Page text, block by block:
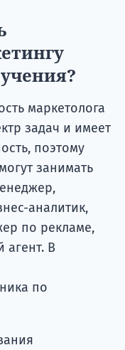
маркетолога
задач и имеет
поэтому
занимать
аналитик,
по рекламе,
агент. В
по